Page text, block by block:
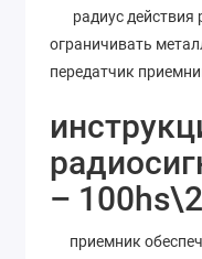
радиус действия
ограничивать
передатчик
–
приемник